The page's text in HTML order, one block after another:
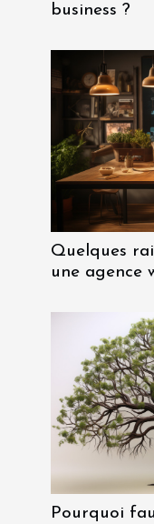
business ?
Quelques
une agence
Pourquoi